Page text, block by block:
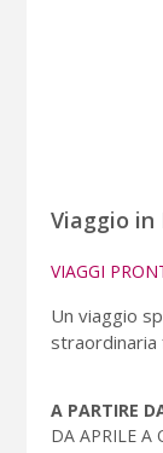
Viaggio
VIAGGI
Un viaggio
straordinaria
A PARTIRE
DA APRILE A